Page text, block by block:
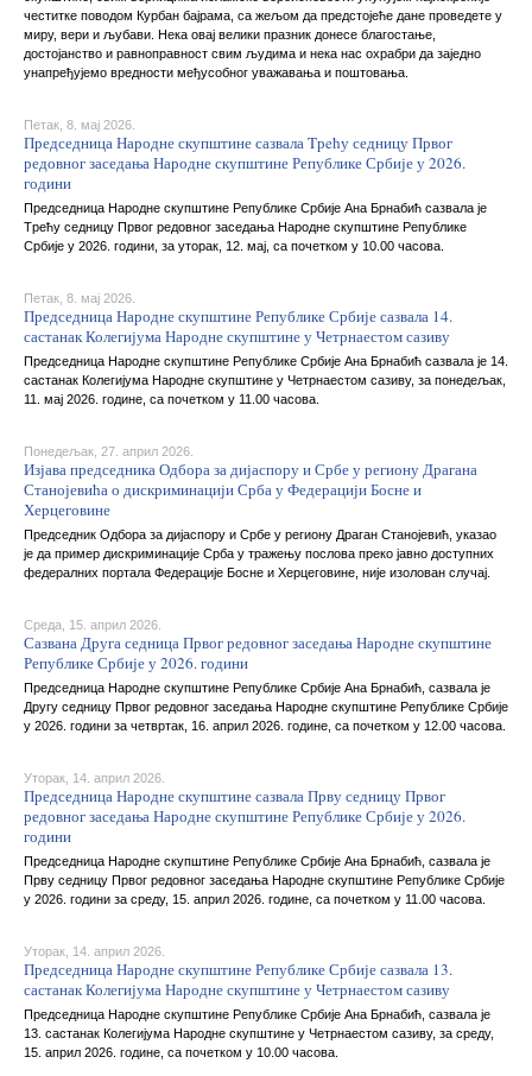
честитке поводом Курбан бајрама, са жељом да предстојеће дане проведете у
миру, вери и љубави. Нека овај велики празник донесе благостање,
достојанство и равноправност свим људима и нека нас охрабри да заједно
унапређујемо вредности међусобног уважавања и поштовања.
Петак, 8. мај 2026.
Председница Народне скупштине сазвала Tрeћу седницу Првог
редовног заседања Народне скупштине Републике Србије у 2026.
години
Председница Народне скупштине Републике Србије Ана Брнабић сазвала је
Tрeћу седницу Првог редовног заседања Народне скупштине Републике
Србије у 2026. години, за уторак, 12. мај, са почетком у 10.00 часова.
Петак, 8. мај 2026.
Председница Народне скупштине Републике Србије сазвала 14.
састанак Колегијума Народне скупштине у Четрнаестом сазиву
Председница Народне скупштине Републике Србије Ана Брнабић сазвала је 14.
састанак Колегијума Народне скупштине у Четрнаестом сазиву, за понедељак,
11. мај 2026. године, са почетком у 11.00 часова.
Понедељак, 27. април 2026.
Изјава председника Одбора за дијаспору и Србе у региону Драгана
Станојевића о дискриминацији Срба у Федерацији Босне и
Херцеговине
Председник Одбора за дијаспору и Србе у региону Драган Станојевић, указао
је да пример дискриминације Срба у тражењу послова преко јавно доступних
федералних портала Федерације Босне и Херцеговине, није изолован случај.
Среда, 15. април 2026.
Сазвана Друга седница Првог редовног заседања Народне скупштине
Републике Србије у 2026. години
Председница Народне скупштине Републике Србије Ана Брнабић, сазвала је
Другу седницу Првог редовног заседања Народне скупштине Републике Србије
у 2026. години за четвртак, 16. април 2026. године, са почетком у 12.00 часова.
Уторак, 14. април 2026.
Председница Народне скупштине сазвала Прву седницу Првог
редовног заседања Народне скупштине Републике Србије у 2026.
години
Председница Народне скупштине Републике Србије Ана Брнабић, сазвала је
Прву седницу Првог редовног заседања Народне скупштине Републике Србије
у 2026. години за среду, 15. април 2026. године, са почетком у 11.00 часова.
Уторак, 14. април 2026.
Председница Народне скупштине Републике Србије сазвала 13.
састанак Колегијума Народне скупштине у Четрнаестом сазиву
Председница Народне скупштине Републике Србије Ана Брнабић, сазвала је
13. састанак Колегијума Народне скупштине у Четрнаестом сазиву, за среду,
15. април 2026. године, са почетком у 10.00 часова.